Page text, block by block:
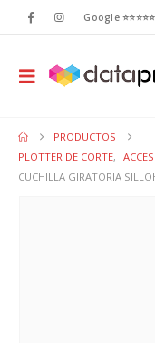
Google
PRODUCTOS
PLOTTER DE CORTE,
CUCHILLA GIRATORIA